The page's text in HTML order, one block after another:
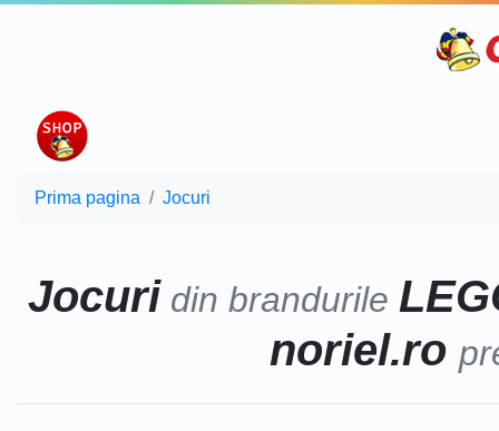
Prima pagina Jocuri
Jocuri din brandurile
noriel.ro